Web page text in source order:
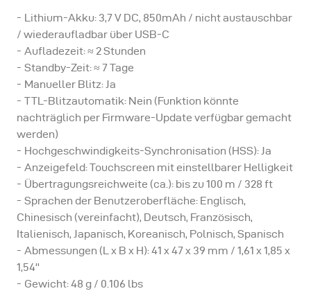
Der RFS 3 kann alle aktuellen broncolor Generatoren
und Kompaktgeräte (Satos, Scoro, Siros und Move)
steuern. Ältere broncolor-Geräte müssen mit dem RFS
2-Modul ausgestattet sein.
Bitte beachten Sie:
broncolor Generatoren oder Kompaktgeräte, die zuvor
mit RFS 2.1 oder RFS 2.2 Sendern funktionierten,
funktionieren auch mit dem RFS 3.
Brauchen Sie Hilfe? - Besuchen Sie unsere Online-
Wissensdatenbank
Lithium-Akku: 3,7 V DC, 850mAh / nicht austauschbar
/ wiederaufladbar über USB-C
Aufladezeit: ≈ 2 Stunden
Standby-Zeit: ≈ 7 Tage
Manueller Blitz: Ja
TTL-Blitzautomatik: Nein (Funktion könnte
nachträglich per Firmware-Update verfügbar gemacht
werden)
Hochgeschwindigkeits-Synchronisation (HSS): Ja
Anzeigefeld: Touchscreen mit einstellbarer Helligkeit
Übertragungsreichweite (ca.): bis zu 100 m / 328 ft
Sprachen der Benutzeroberfläche: Englisch,
Chinesisch (vereinfacht), Deutsch, Französisch,
Italienisch, Japanisch, Koreanisch, Polnisch, Spanisch
Abmessungen (L x B x H): 41 x 47 x 39 mm / 1,61 x 1,85 x
1,54''
Gewicht: 48 g / 0.106 lbs